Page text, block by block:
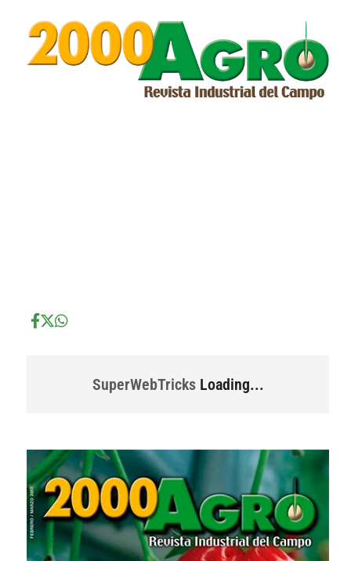
SuperWebTricksLoading...